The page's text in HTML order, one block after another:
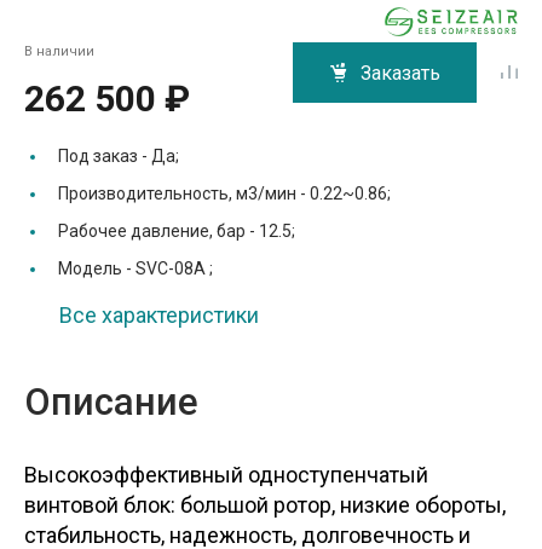
В наличии
262 500 ₽
Заказать
Под заказ - Да;
Производительность, м3/мин - 0.22~0.86;
Рабочее давление, бар - 12.5;
Модель - SVC-08A ;
Все характеристики
Описание
Высокоэффективный одноступенчатый
винтовой блок: большой ротор, низкие обороты,
стабильность, надежность, долговечность и